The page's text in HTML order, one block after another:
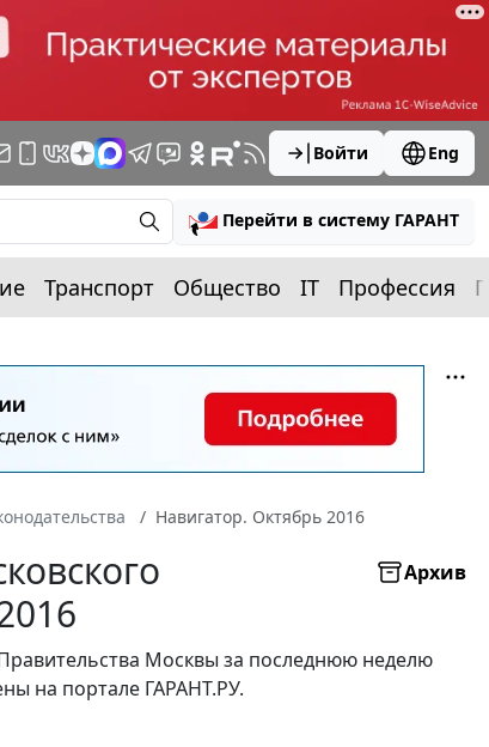
Войти Eng
Перейти в систему ГАРАНТ
Транспорт Общество IT Профессия
Навигатор. Октябрь 2016
Архив
Москвы за последнюю неделю
на портале ГАРАНТ.РУ.